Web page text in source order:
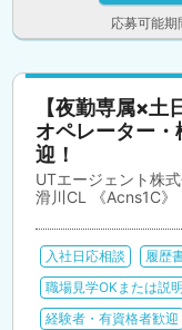
応募可能
【夜勤専属×
オペレーター
迎！
UTエージェント株
滑川CL 《Acns1C》
入社日応相談 履歴
職場見学OKまたは説
経験者・有資格者歓迎